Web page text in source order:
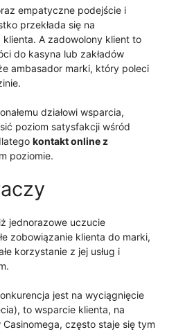
empatyczne podejście i
przekłada się na
A zadowolony klient to
do kasyna lub zakładów
ambasador marki, który poleci
działowi wsparcia,
poziom satysfakcji wśród
kontakt online z
poziomie.
jednorazowe uczucie
zobowiązanie klienta do marki,
korzystanie z jej usług i
jest na wyciągnięcie
to wsparcie klienta, na
często staje się tym